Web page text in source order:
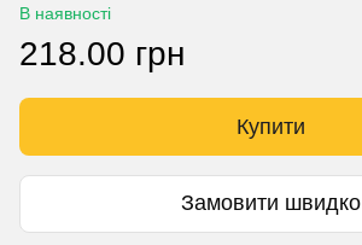
В наявності
218.00 грн
Купити
Замовити швидко